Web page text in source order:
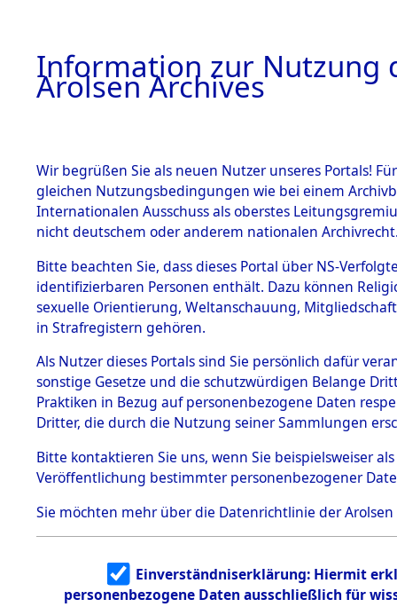
BESTÄNDE
1.
Inhaftierungsdoku
mente
1.2.9 Beim ITS
verwahrte
1.2.9.1
Effekten aus
dem KZ
Dachau
Effekten aus
dem KZ
Dachau,
Landesentsch
ädigungsamt
Effekten aus
dem KZ
Neuengamm
4Akten
Land
Sowjetunion
Die Personalien des
wurden nach der
Inventarisierung und
REPINENKO
Information zur Nutzung
Arolsen Archives
Wir begrüßen Sie als neuen Nutzer unseres Portals!
gleichen Nutzungsbedingungen wie bei einem
Internationalen Ausschuss als oberstes
nicht deutschem oder anderem nationalen
Bitte beachten Sie, dass dieses Portal über NS-
identifizierbaren Personen enthält. Dazu können
sexuelle Orientierung, Weltanschauung,
in Strafregistern gehören.
Als Nutzer dieses Portals sind Sie persönlich dafür
sonstige Gesetze und die schutzwürdigen Belange
Praktiken in Bezug auf personenbezogene Daten
Dritter, die durch die Nutzung seiner Sammlungen
Bitte kontaktieren Sie uns, wenn Sie beispielsweiser
Veröffentlichung bestimmter personenbezogener
Sie möchten mehr über die Datenrichtlinie der Arolsen
Einverständniserklärung: Hiermit
personenbezogene Daten ausschließlich für